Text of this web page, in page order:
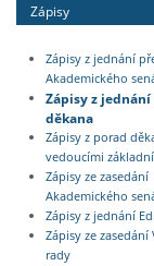
Zápisy
Zápisy z jednání
Akademického
Zápisy z jednání
děkana
Zápisy z porad
vedoucími
Zápisy ze zasedání
Akademického
Zápisy z jednání
Zápisy ze zasedání
rady